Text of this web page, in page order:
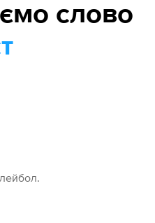
слово